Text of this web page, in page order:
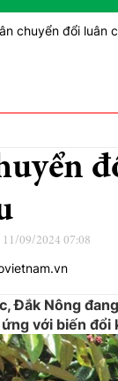
chuyển đổi luân
11/09/2024 07:08
Đắk Nông
với biến đổi